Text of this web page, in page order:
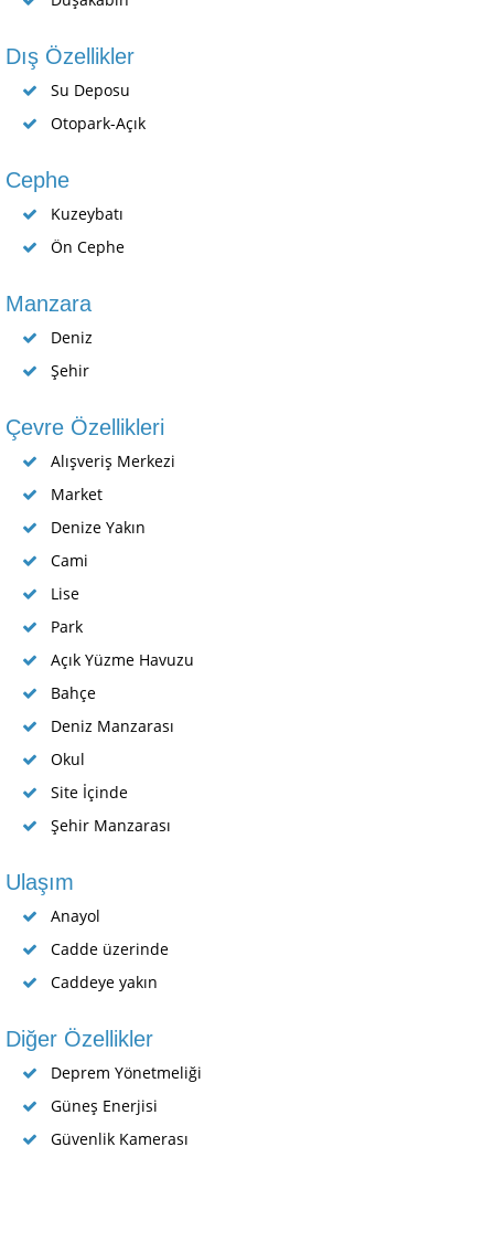
Dış Özellikler
Su Deposu
Otopark-Açık
Cephe
Kuzeybatı
Ön Cephe
Manzara
Deniz
Şehir
Çevre Özellikleri
Alışveriş Merkezi
Market
Denize Yakın
Cami
Lise
Park
Açık Yüzme Havuzu
Bahçe
Deniz Manzarası
Okul
Site İçinde
Şehir Manzarası
Ulaşım
Anayol
Cadde üzerinde
Caddeye yakın
Diğer Özellikler
Deprem Yönetmeliği
Güneş Enerjisi
Güvenlik Kamerası